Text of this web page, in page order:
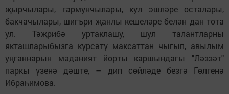
җырчылары, гармунчылары, кул эшләре осталары,
бакчачылары, шигъри җанлы кешеләре белән дан тота
ул. Тәҗрибә уртаклашу, шул талантларны
якташларыбызга күрсәтү максаттан чыгып, авылым
уңганнарын мәдәният йорты каршындагы "Ләззәт"
паркы үзенә дәште, – дип сөйләде безгә Гөлгенә
Ибраһимова.